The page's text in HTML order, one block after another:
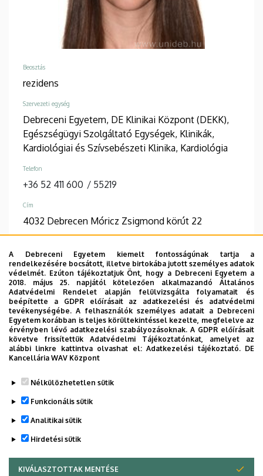
A Debreceni Egyetem kiemelt fontosságúnak tartja a
rendelkezésére bocsátott, illetve birtokába jutott személyes adatok
védelmét. Ezúton tájékoztatjuk Önt, hogy a Debreceni Egyetem a
2018. május 25. napjától kötelezően alkalmazandó Általános
Adatvédelmi Rendelet alapján felülvizsgálta folyamatait és
beépítette a GDPR előírásait az adatkezelési és adatvédelmi
tevékenységébe. A felhasználók személyes adatait a Debreceni
Egyetem korábban is teljes körültekintéssel kezelte, megfelelve az
érvényben lévő adatkezelési szabályozásoknak. A GDPR előírásait
követve frissítettük Adatvédelmi Tájékoztatónkat, amelyet az
alábbi linkre kattintva olvashat el:Adatkezelési tájékoztató. DE
Kancellária WAV Központ
Nélkülözhetetlen sütik
Funkcionális sütik
Analitikai sütik
Hirdetési sütik
KIVÁLASZTOTTAK MENTÉSE
WITHDRAW CONSENT
Beosztás
rezidens
Szervezeti egység
Debreceni Egyetem, DE Klinikai Központ (DEKK),
Egészségügyi Szolgáltató Egységek, Klinikák,
Kardiológiai és Szívsebészeti Klinika, Kardiológia
Telefon
+36 52 411 600 / 55219
Cím
4032 Debrecen Móricz Zsigmond körút 22
Auguszta I. Tömb, 2. emelet
Információk
Végzettség
általános orvos
Beszélt nyelvek